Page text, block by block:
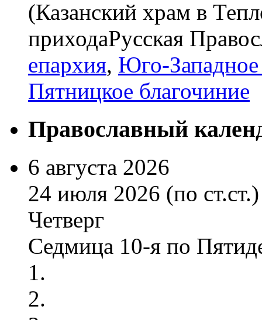
(Казанский храм в
приходаРусская
епархия, Юго-Западное
Пятницкое благочиние
Православный
6 августа 2026
24 июля 2026 (по ст.ст.)
Четверг
Седмица 10-я по